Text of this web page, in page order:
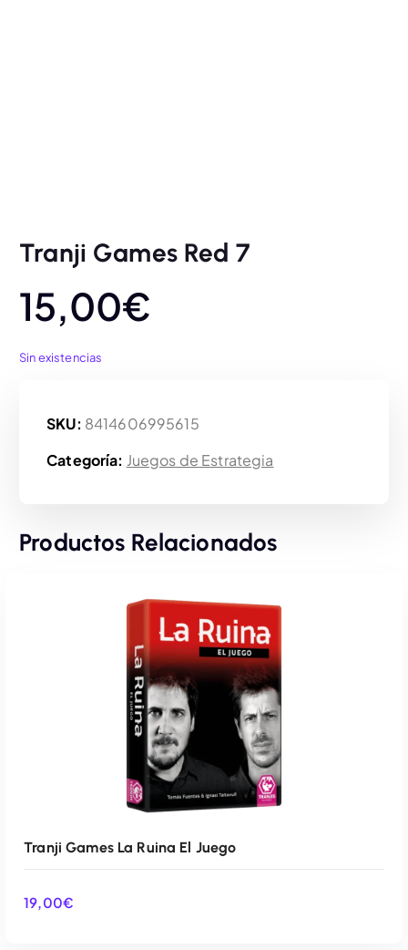
Tranji Games Red 7
15,00€
Sin existencias
SKU: 8414606995615
Categoría: Juegos de Estrategia
Productos Relacionados
Tranji Games La Ruina El Juego
19,00€